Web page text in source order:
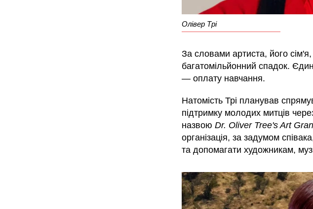
Олівер Трі
За словами артиста, його
багатомільйонний спадок.
— оплату навчання.
Натомість Трі планував
підтримку молодих митців
назвою Dr. Oliver Tree's Art
організація, за задумом
та допомагати художникам,